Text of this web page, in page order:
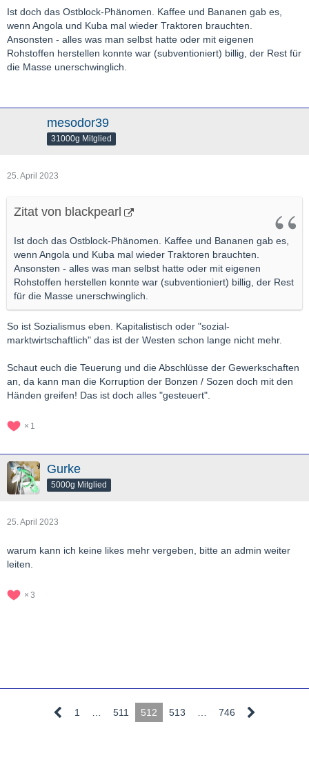
Ist doch das Ostblock-Phänomen. Kaffee und Bananen gab es,
wenn Angola und Kuba mal wieder Traktoren brauchten.
Ansonsten - alles was man selbst hatte oder mit eigenen
Rohstoffen herstellen konnte war (subventioniert) billig, der Rest für
die Masse unerschwinglich.
mesodor39
31000g Mitglied
25. April 2023
Zitat von blackpearl
Ist doch das Ostblock-Phänomen. Kaffee und Bananen gab es,
wenn Angola und Kuba mal wieder Traktoren brauchten.
Ansonsten - alles was man selbst hatte oder mit eigenen
Rohstoffen herstellen konnte war (subventioniert) billig, der Rest
für die Masse unerschwinglich.
So ist Sozialismus eben. Kapitalistisch oder "sozial-
marktwirtschaftlich" das ist der Westen schon lange nicht mehr.
Schaut euch die Teuerung und die Abschlüsse der Gewerkschaften
an, da kann man die Korruption der Bonzen / Sozen doch mit den
Händen greifen! Das ist doch alles "gesteuert".
1
Gurke
5000g Mitglied
25. April 2023
warum kann ich keine likes mehr vergeben, bitte an admin weiter
leiten.
3
1 … 511 512 513 … 746